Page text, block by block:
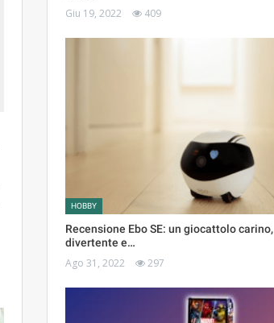
Giu 19, 2022 409
HOBBY
Recensione Ebo SE: un giocattolo carino,
divertente e…
Ago 31, 2022 297